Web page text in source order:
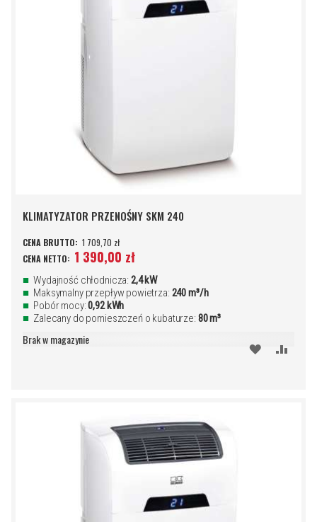
KLIMATYZATOR PRZENOŚNY SKM 240
1 709,70 zł
1 390,00 zł
Wydajność chłodnicza: 2,4 kW
Maksymalny przepływ powietrza: 240 m³/h
Pobór mocy:0,92 kWh
Zalecany do pomieszczeń o kubaturze: 80 m³
Brak w magazynie
DODAJ